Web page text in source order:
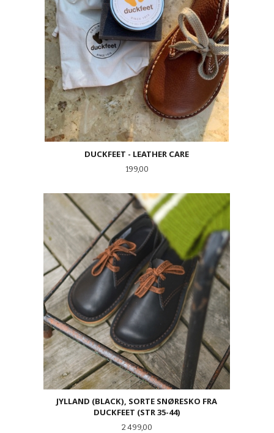
DUCKFEET - LEATHER CARE
Pris
199,00
JYLLAND (BLACK), SORTE SNØRESKO FRA
DUCKFEET (STR 35-44)
Pris
2 499,00